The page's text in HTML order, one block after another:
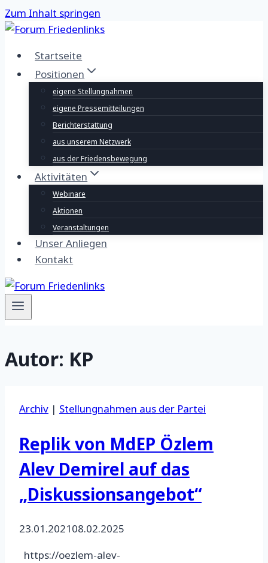
Zum Inhalt springen
Startseite
Positionen
eigene Stellungnahmen
eigene Pressemitteilungen
Berichterstattung
aus unserem Netzwerk
aus der Friedensbewegung
Aktivitäten
Webinare
Aktionen
Veranstaltungen
Unser Anliegen
Kontakt
Autor: KP
Archiv | Stellungnahmen aus der Partei
Replik von MdEP Özlem
Alev Demirel auf das
„Diskussionsangebot“
23.01.202108.02.2025
https://oezlem-alev-